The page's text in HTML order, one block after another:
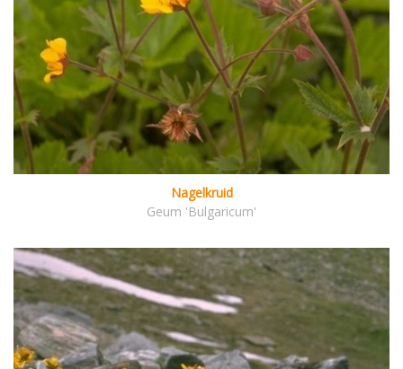
Nagelkruid
Geum 'Bulgaricum'